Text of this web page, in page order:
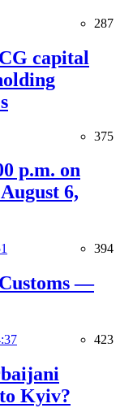
287
capital
375
p.m. on
6,
394
—
423
Kyiv?